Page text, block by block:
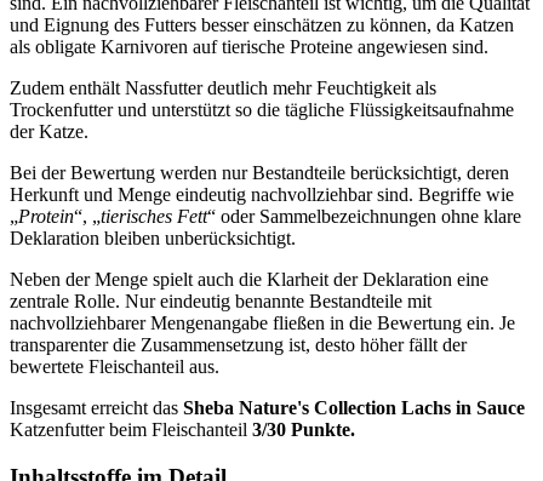
und Eignung des Futters besser einschätzen zu können, da Katzen
als obligate Karnivoren auf tierische Proteine angewiesen sind.
Zudem enthält Nassfutter deutlich mehr Feuchtigkeit als
Trockenfutter und unterstützt so die tägliche Flüssigkeitsaufnahme
der Katze.
Bei der Bewertung werden nur Bestandteile berücksichtigt, deren
Herkunft und Menge eindeutig nachvollziehbar sind. Begriffe wie
„Protein“, „tierisches Fett“ oder Sammelbezeichnungen ohne klare
Deklaration bleiben unberücksichtigt.
Neben der Menge spielt auch die Klarheit der Deklaration eine
zentrale Rolle. Nur eindeutig benannte Bestandteile mit
nachvollziehbarer Mengenangabe fließen in die Bewertung ein. Je
transparenter die Zusammensetzung ist, desto höher fällt der
bewertete Fleischanteil aus.
Insgesamt erreicht das Sheba Nature's Collection Lachs in Sauce
Katzenfutterbeim Fleischanteil 3/30 Punkte.